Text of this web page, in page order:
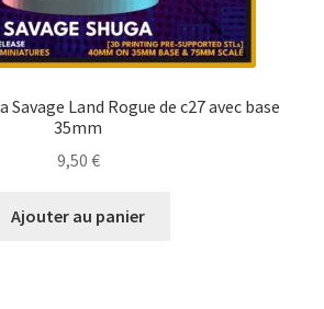
Savage Land Rogue de c27 avec base
35mm
9,50 €
Ajouter au panier